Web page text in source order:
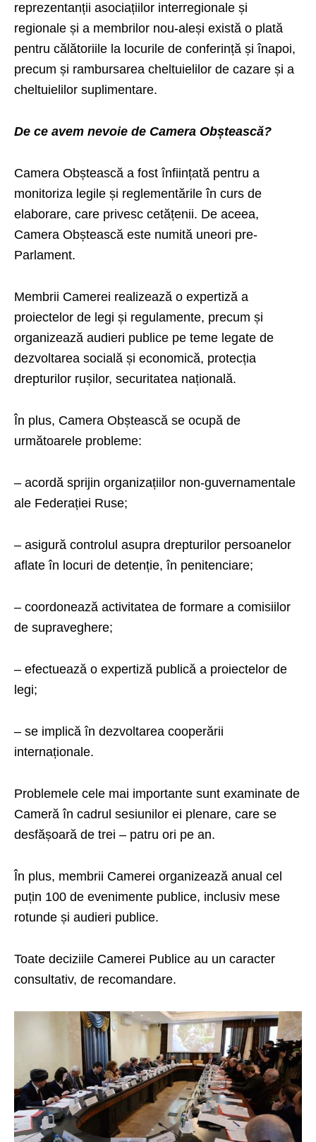
reprezentanții asociațiilor interregionale și
regionale și a membrilor nou-aleși există o plată
pentru călătoriile la locurile de conferință și înapoi,
precum și rambursarea cheltuielilor de cazare și a
cheltuielilor suplimentare.
De ce avem nevoie de Camera Obștească?
Camera Obștească a fost înființată pentru a
monitoriza legile și reglementările în curs de
elaborare, care privesc cetățenii. De aceea,
Camera Obștească este numită uneori pre-
Parlament.
Membrii Camerei realizează o expertiză a
proiectelor de legi și regulamente, precum și
organizează audieri publice pe teme legate de
dezvoltarea socială și economică, protecția
drepturilor rușilor, securitatea națională.
În plus, Camera Obștească se ocupă de
următoarele probleme:
– acordă sprijin organizațiilor non-guvernamentale
ale Federației Ruse;
– asigură controlul asupra drepturilor persoanelor
aflate în locuri de detenție, în penitenciare;
– coordonează activitatea de formare a comisiilor
de supraveghere;
– efectuează o expertiză publică a proiectelor de
legi;
– se implică în dezvoltarea cooperării
internaționale.
Problemele cele mai importante sunt examinate de
Cameră în cadrul sesiunilor ei plenare, care se
desfășoară de trei – patru ori pe an.
În plus, membrii Camerei organizează anual cel
puțin 100 de evenimente publice, inclusiv mese
rotunde și audieri publice.
Toate deciziile Camerei Publice au un caracter
consultativ, de recomandare.